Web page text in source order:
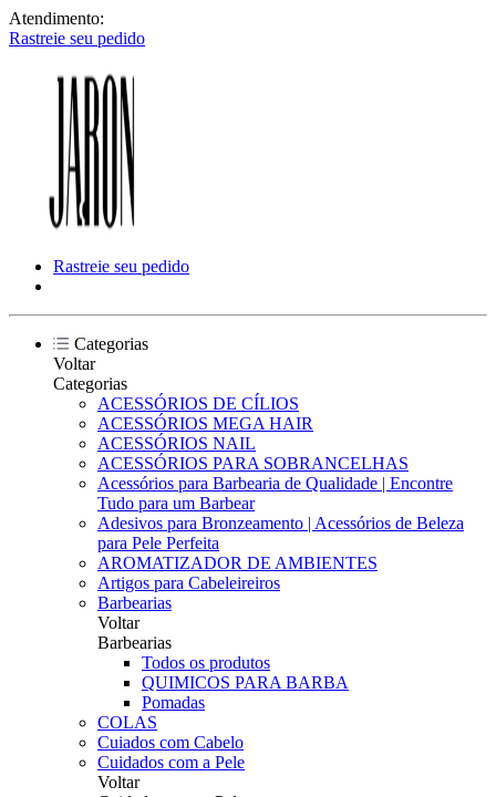
Atendimento:
Rastreie seu pedido
Rastreie seu pedido
Categorias
Voltar
Categorias
ACESSÓRIOS DE CÍLIOS
ACESSÓRIOS MEGA HAIR
ACESSÓRIOS NAIL
ACESSÓRIOS PARA SOBRANCELHAS
Acessórios para Barbearia de Qualidade | Encontre
Tudo para um Barbear
Adesivos para Bronzeamento | Acessórios de Beleza
para Pele Perfeita
AROMATIZADOR DE AMBIENTES
Artigos para Cabeleireiros
Barbearias
Voltar
Barbearias
Todos os produtos
QUIMICOS PARA BARBA
Pomadas
COLAS
Cuiados com Cabelo
Cuidados com a Pele
Voltar